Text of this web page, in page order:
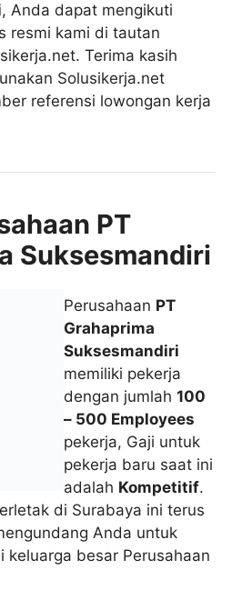
, Anda dapat mengikuti
resmi kami di tautan
Terima kasih
Solusikerja.net
referensi lowongan kerja
PT
Suksesmandiri
Perusahaan PT
Grahaprima
Suksesmandiri
memiliki pekerja
dengan jumlah 100
– 500 Employees
pekerja, Gaji untuk
pekerja baru saat ini
adalah Kompetitif.
di Surabaya ini terus
Anda untuk
keluarga besar Perusahaan